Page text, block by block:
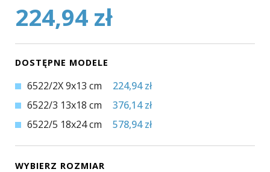
224,94 zł
DOSTĘPNE MODELE
6522/2X 9x13 cm
224,94 zł
6522/3 13x18 cm
376,14 zł
6522/5 18x24 cm
578,94 zł
WYBIERZ ROZMIAR